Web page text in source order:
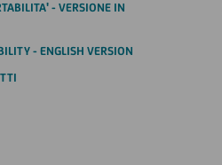
- VERSIONE IN
- ENGLISH VERSION